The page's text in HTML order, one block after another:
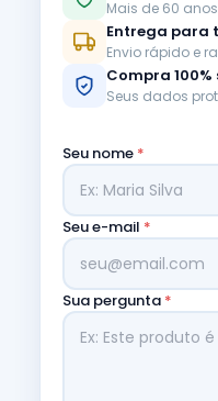
Mais de 60
Entrega para
Envio rápido e
Compra
Seus dados
Seu nome *
Seu e-mail *
Sua pergunta *